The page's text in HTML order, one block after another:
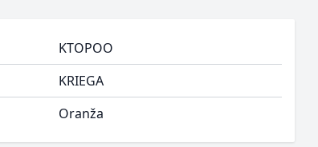
KTOPOO
KRIEGA
Oranža